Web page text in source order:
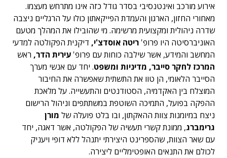
אירוע מורכב ואינטנסיבי בסדר גודל כזה אינו מתרחש מעצמו.
מאחורי החזון, הארגון והעמדת הפייקאתון כולו על הרגליים ניצבה
שדרה ניהולית ומקצועית מרשימה. מי שהובילו את המהלך מטעם
האוניברסיטה היו פרופ' ריטה אוסדצ'י, דיקנית הפקולטה למדעי
המחשב והמידע, אשר שילבה כוחות עם פרופ' עירית הדר, ראש
המרכז לחקר סייבר, מדיניות ומשפט. יחד עם אנשי מערך
הסייבר הלאומי, הן טוו את התשתית שאפשרה את החיבור
המוצלח בין האקדמיה, הסטודנטים והתעשייה. על מלאכת
ההפקה בפועל, התמיכה השוטפת במשתתפים וניהול הרישום
ניצח במיומנות צוות ההאקתון, ובו בלט פועלה של מורן
גרימברג, ממונת קשרי תעשיה של הפקולטה, אשר דאגה, יחד
עם שאר הצוות, שהספרינט היצירתי יתנהל ללא דופי ויעניק
לכולם את התנאים האופטימליים ליצירה.